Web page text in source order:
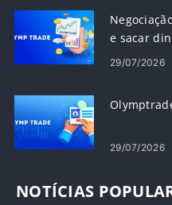
e sacar
29/07/2026
29/07/2026
NOTÍCIAS